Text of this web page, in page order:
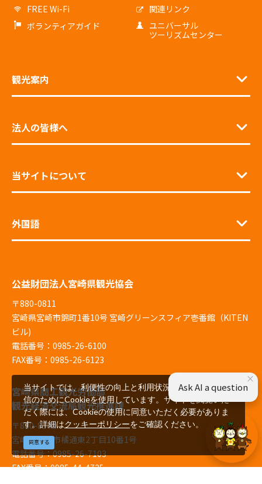
FREE Wi-Fi
関連リンク
ボランティアガイド
ユニバーサル
ツーリズムセンター
観光案内
法人の皆様へ
当サイトについて
外国語
公益財団法人宮崎県観光協会
〒880-0811
宮崎県宮崎市錦町1番10号 宮崎グリーンスフィア壱番館（KITEN
ビル)
電話番号：0985-26-6100
FAX番号：0985-26-6123
宮崎県商工観光労働部
観光経済交流局観光推進課
〒880-8501
宮崎県宮崎市橘通東2丁目10番1号
電話番号：0985-26-7103
FAX番号：0985-44-4725
当サイトでは、利便性の向上と利用状況の解析、広告配
信のためにCookieを使用しています。サイトを閲覧いた
だく際には、Cookieの使用に同意いただく必要がありま
す。詳細はクッキーポリシーをご確認ください。
同意する
×
Ask AI a question